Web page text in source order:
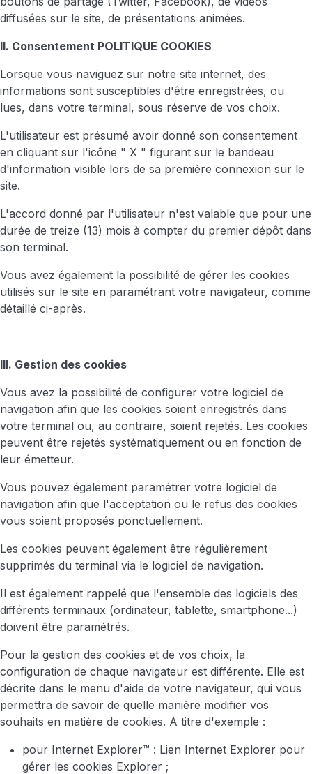
diffusées sur le site, de présentations animées.
II. Consentement POLITIQUE COOKIES
Lorsque vous naviguez sur notre site internet, des
informations sont susceptibles d'être enregistrées, ou
lues, dans votre terminal, sous réserve de vos choix.
L'utilisateur est présumé avoir donné son consentement
en cliquant sur l'icône " X " figurant sur le bandeau
d'information visible lors de sa première connexion sur le
site.
L'accord donné par l'utilisateur n'est valable que pour une
durée de treize (13) mois à compter du premier dépôt dans
son terminal.
Vous avez également la possibilité de gérer les cookies
utilisés sur le site en paramétrant votre navigateur, comme
détaillé ci-après.
III. Gestion des cookies
Vous avez la possibilité de configurer votre logiciel de
navigation afin que les cookies soient enregistrés dans
votre terminal ou, au contraire, soient rejetés. Les cookies
peuvent être rejetés systématiquement ou en fonction de
leur émetteur.
Vous pouvez également paramétrer votre logiciel de
navigation afin que l'acceptation ou le refus des cookies
vous soient proposés ponctuellement.
Les cookies peuvent également être régulièrement
supprimés du terminal via le logiciel de navigation.
Il est également rappelé que l'ensemble des logiciels des
différents terminaux (ordinateur, tablette, smartphone...)
doivent être paramétrés.
Pour la gestion des cookies et de vos choix, la
configuration de chaque navigateur est différente. Elle est
décrite dans le menu d'aide de votre navigateur, qui vous
permettra de savoir de quelle manière modifier vos
souhaits en matière de cookies. A titre d'exemple :
pour Internet Explorer™ : Lien Internet Explorer pour
gérer les cookies Explorer ;